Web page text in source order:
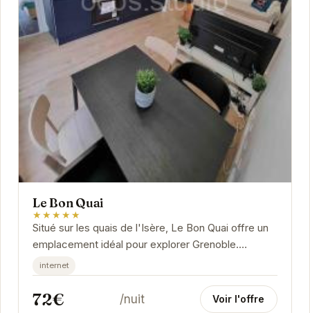
Le Bon Quai
★★★★★
Situé sur les quais de l'Isère, Le Bon Quai offre un
emplacement idéal pour explorer Grenoble.
Profitez d'un séjour confortable et relaxant dans...
internet
72€ /nuit Voir l'offre